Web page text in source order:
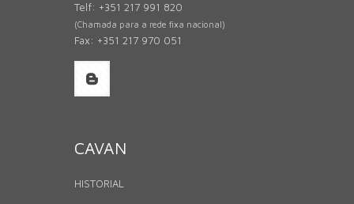
Telf: +351 217 991 820
(Chamada para a rede fixa nacional)
Fax: +351 217 970 051
CAVAN
HISTORIAL